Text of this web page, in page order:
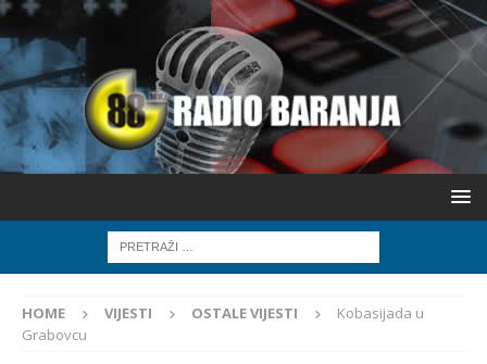
HOME VIJESTI OSTALE VIJESTI
Kobasijada u
Grabovcu